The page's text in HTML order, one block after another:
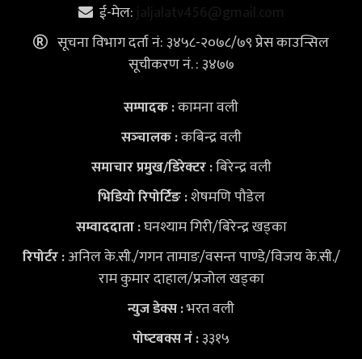
ई-मेल: jaljalatv456@gmail.com
सूचना विभाग दर्ता नं: ३४५८-२०७८/७९ प्रेस काउन्सिल
सूचीकरण नं. : ३४७७
सम्पादक :कामना वली
सञ्‍चालक :कबिन्द्र वली
समाचार प्रमुख/डिरेक्टर :बिरेन्द्र वली
भिडियोरिपोर्टिङ :शेषमणि पौडेल
सम्वाददाता :घनश्याम गिरी/बिरेन्द्र खड्का
रिपोर्टर :अनिल के.सी./गगन तामाङ/वसन्त पाण्डे/विजय के.सी./
राम कुमार दाहाल/प्रजोल खड्का
न्युज डेक्स:भरत वली
पोष्‍टबक्स नं :३३१५